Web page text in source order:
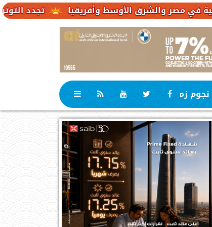
تجدد التوترات يخفض صادرات
نجوم زمان رياضة